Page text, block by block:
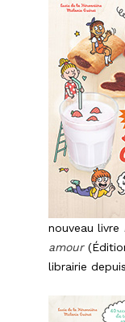
nouveau livre
amour
librairie